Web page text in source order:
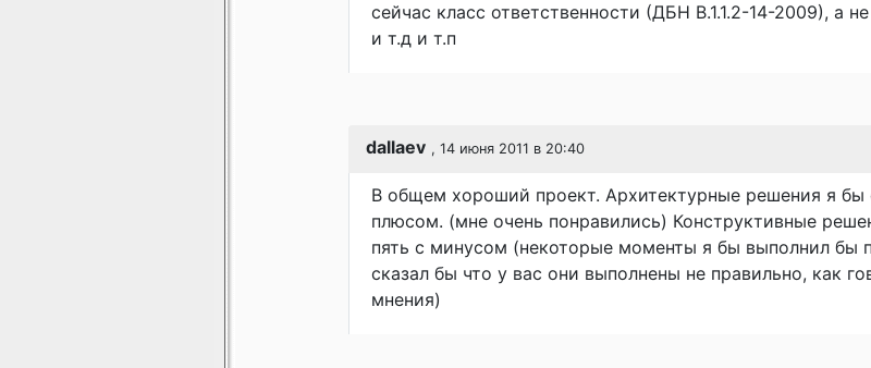
сейчас класс ответственности (ДБН В.1.1.2-14-2009), а
и т.д и т.п
dallaev , 14 июня 2011 в 20:40
В общем хороший проект. Архитектурные решения я бы
плюсом. (мне очень понравились) Конструктивные
пять с минусом (некоторые моменты я бы выполнил бы
сказал бы что у вас они выполнены не правильно, как
мнения)